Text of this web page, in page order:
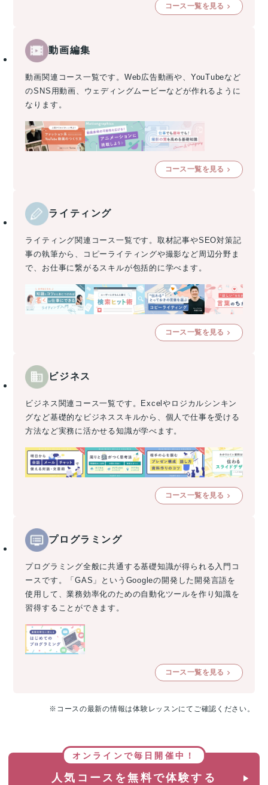
コース一覧を見る
動画編集
動画関連コース一覧です。Web広告動画や、YouTubeなど
のSNS用動画、ウェディングムービーなどが作れるように
なります。
コース一覧を見る
ライティング
ライティング関連コース一覧です。取材記事やSEO対策記
事の執筆から、コピーライティングや撮影など周辺分野ま
で、お仕事に繋がるスキルが包括的に学べます。
コース一覧を見る
ビジネス
ビジネス関連コース一覧です。Excelやロジカルシンキン
グなど基礎的なビジネススキルから、個人で仕事を受ける
方法など実務に活かせる知識が学べます。
コース一覧を見る
プログラミング
プログラミング全般に共通する基礎知識が得られる入門コ
ースです。「GAS」というGoogleの開発した開発言語を
使用して、業務効率化のための自動化ツールを作り知識を
習得することができます。
コース一覧を見る
※コースの最新の情報は体験レッスンにてご確認ください。
オンラインで毎日開催中！
人気コースを無料で体験する